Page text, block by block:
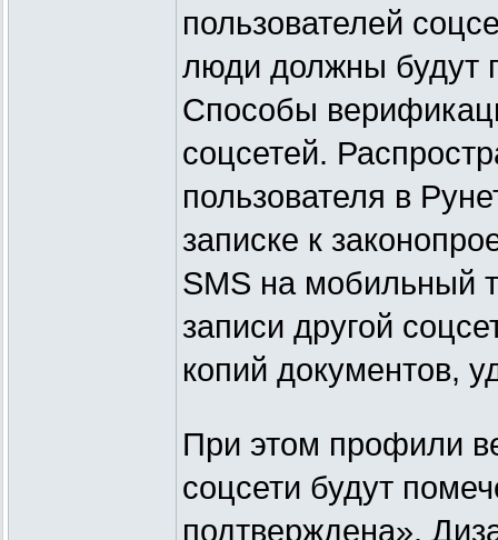
пользователей
люди должны будут
Способы
соцсетей.
пользователя в
записке к
SMS на мобильный
записи другой
копий документов,
При этом профили
соцсети будут
подтверждена».